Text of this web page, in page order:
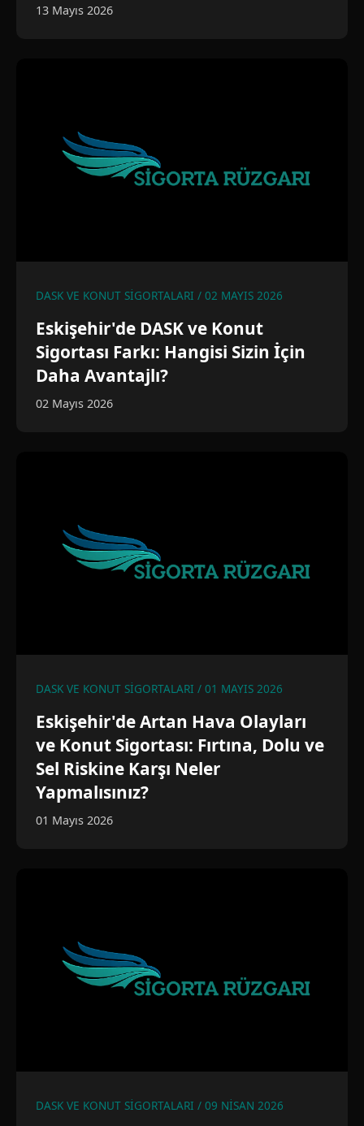
13 Mayıs 2026
DASK VE KONUT SIGORTALARI / 02 MAYIS 2026
Eskişehir'de DASK ve Konut
Sigortası Farkı: Hangisi Sizin İçin
Daha Avantajlı?
02 Mayıs 2026
DASK VE KONUT SIGORTALARI / 01 MAYIS 2026
Eskişehir'de Artan Hava Olayları
ve Konut Sigortası: Fırtına, Dolu ve
Sel Riskine Karşı Neler
Yapmalısınız?
01 Mayıs 2026
DASK VE KONUT SIGORTALARI / 09 NISAN 2026